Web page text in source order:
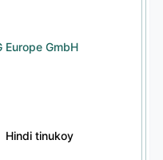
Europe GmbH
Hindi tinukoy